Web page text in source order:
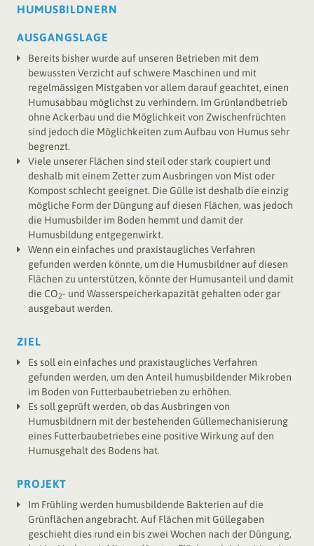
HUMUSBILDNERN
AUSGANGSLAGE
Bereits bisher wurde auf unseren Betrieben mit dem
bewussten Verzicht auf schwere Maschinen und mit
regelmässigen Mistgaben vor allem darauf geachtet, einen
Humusabbau möglichst zu verhindern. Im Grünlandbetrieb
ohne Ackerbau und die Möglichkeit von Zwischenfrüchten
sind jedoch die Möglichkeiten zum Aufbau von Humus sehr
begrenzt.
Viele unserer Flächen sind steil oder stark coupiert und
deshalb mit einem Zetter zum Ausbringen von Mist oder
Kompost schlecht geeignet. Die Gülle ist deshalb die einzig
mögliche Form der Düngung auf diesen Flächen, was jedoch
die Humusbilder im Boden hemmt und damit der
Humusbildung entgegenwirkt.
Wenn ein einfaches und praxistaugliches Verfahren
gefunden werden könnte, um die Humusbildner auf diesen
Flächen zu unterstützen, könnte der Humusanteil und damit
die CO2- und Wasserspeicherkapazität gehalten oder gar
ausgebaut werden.
ZIEL
Es soll ein einfaches und praxistaugliches Verfahren
gefunden werden, um den Anteil humusbildender Mikroben
im Boden von Futterbaubetrieben zu erhöhen.
Es soll geprüft werden, ob das Ausbringen von
Humusbildnern mit der bestehenden Güllemechanisierung
eines Futterbaubetriebes eine positive Wirkung auf den
Humusgehalt des Bodens hat.
PROJEKT
Im Frühling werden humusbildende Bakterien auf die
Grünflächen angebracht. Auf Flächen mit Güllegaben
geschieht dies rund ein bis zwei Wochen nach der Düngung,